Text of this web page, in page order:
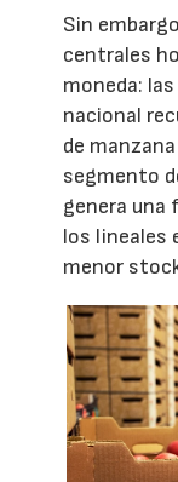
Sin
centrales
moneda:
nacional
de
segmento
genera una
los lineales
menor